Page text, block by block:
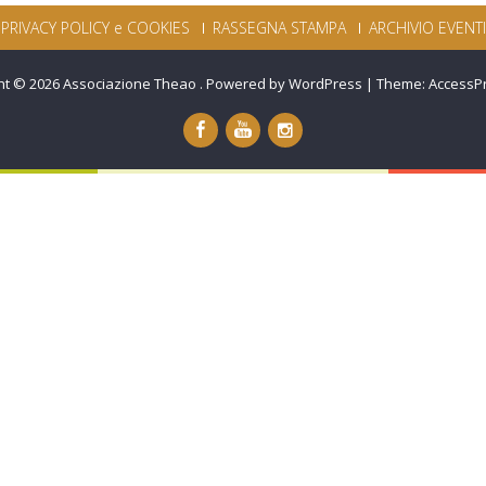
PRIVACY POLICY e COOKIES RASSEGNA STAMPA ARCHIVIO EVENTI
© 2026Associazione Theao . Powered by WordPress | Theme: